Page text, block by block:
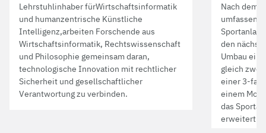
Lehrstuhlinhaber fürWirtschaftsinformatik
und humanzentrische Künstliche
Intelligenz,arbeiten Forschende aus
Wirtschaftsinformatik, Rechtswissenschaft
und Philosophie gemeinsam daran,
technologische Innovation mit rechtlicher
Sicherheit und gesellschaftlicher
Verantwortung zu verbinden.
Nach dem
den
Umbau
gleich zwei
einer 3-
einem
das
erweitert